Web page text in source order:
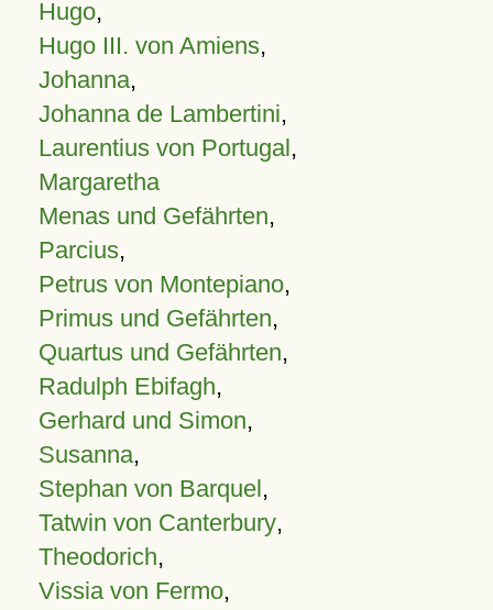
Hugo,
Hugo III. von Amiens,
Johanna,
Johanna de Lambertini,
Laurentius von Portugal,
Margaretha
Menas und Gefährten,
Parcius,
Petrus von Montepiano,
Primus und Gefährten,
Quartus und Gefährten,
Radulph Ebifagh,
Gerhard und Simon,
Susanna,
Stephan von Barquel,
Tatwin von Canterbury,
Theodorich,
Vissia von Fermo,